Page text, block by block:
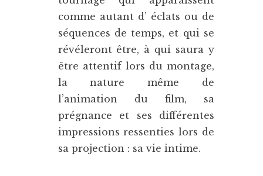
comme autant d’ éclats ou de
séquences de temps, et qui se
révéleront être, à qui saura y
être attentif lors du montage,
la nature même de
l’animation du film, sa
prégnance et ses différentes
impressions ressenties lors de
sa projection : sa vie intime.